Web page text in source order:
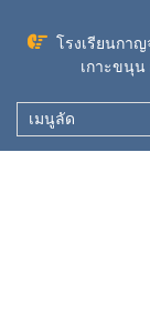
content
โรงเรียนกา
เกาะขนุน
เมนูลัด